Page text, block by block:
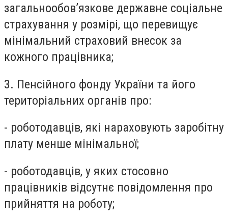
загальнообов’язкове державне соціальне
страхування у розмірі, що перевищує
мінімальний страховий внесок за
кожного працівника;
3. Пенсійного фонду України та його
територіальних органів про:
- роботодавців, які нараховують заробітну
плату менше мінімальної;
- роботодавців, у яких стосовно
працівників відсутнє повідомлення про
прийняття на роботу;